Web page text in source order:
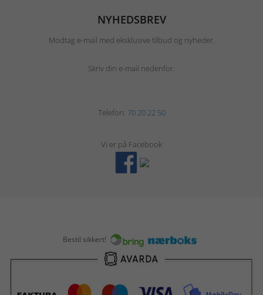
NYHEDSBREV
Modtag e-mail med eksklusive tilbud og nyheder.
Skriv din e-mail nedenfor.
Telefon: 70 20 22 50
Vi er på Facebook
Bestil sikkert!